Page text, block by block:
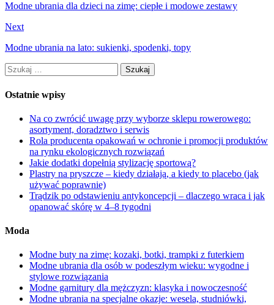
Modne ubrania dla dzieci na zimę: ciepłe i modowe zestawy
Next
Modne ubrania na lato: sukienki, spodenki, topy
Szukaj:
Ostatnie wpisy
Na co zwrócić uwagę przy wyborze sklepu rowerowego:
asortyment, doradztwo i serwis
Rola producenta opakowań w ochronie i promocji produktów
na rynku ekologicznych rozwiązań
Jakie dodatki dopełnią stylizację sportową?
Plastry na pryszcze – kiedy działają, a kiedy to placebo (jak
używać poprawnie)
Trądzik po odstawieniu antykoncepcji – dlaczego wraca i jak
opanować skórę w 4–8 tygodni
Moda
Modne buty na zimę: kozaki, botki, trampki z futerkiem
Modne ubrania dla osób w podeszłym wieku: wygodne i
stylowe rozwiązania
Modne garnitury dla mężczyzn: klasyka i nowoczesność
Modne ubrania na specjalne okazje: wesela, studniówki,